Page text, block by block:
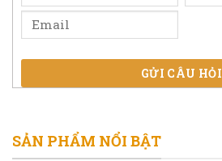
GỬI CÂU HỎI
SẢN PHẨM NỔI BẬT